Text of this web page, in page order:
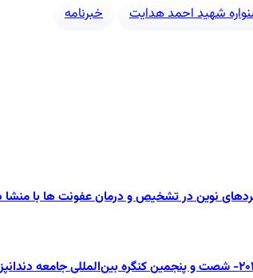
شهید احمد هدایت
خبرنامه
نوین در تشخیص و درمان عفونت ها با منشا